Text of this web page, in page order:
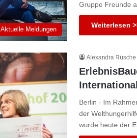
Aktuelle Meldungen
Gruppe Freunde
Weiterlesen
Alexandra Rüsche
Berlin - Im
der
wurde heute der